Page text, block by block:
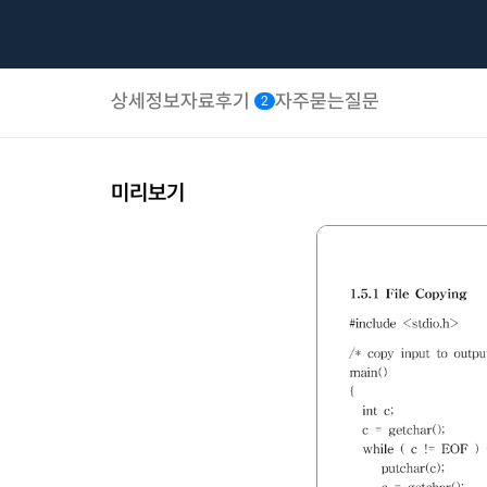
상세정보자료후기 2 자주묻는질문
미리보기